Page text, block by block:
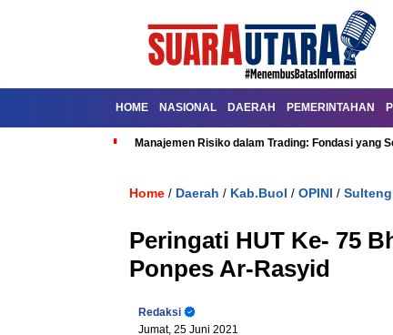
HOME NASIONAL DAERAH PEMERINTAHAN
Manajemen Risiko dalam Trading: Fondasi yang
Home / Daerah / Kab.Buol / OPINI / Sulteng
Peringati HUT Ke- 75
Ponpes Ar-Rasyid
Redaksi
Jumat, 25 Juni 2021